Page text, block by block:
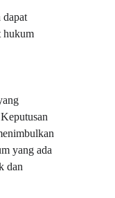
hukum
yang ada
dan